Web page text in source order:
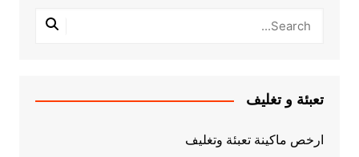
تعبئة و تغليف
ارخص ماكينة تعبئة وتغليف